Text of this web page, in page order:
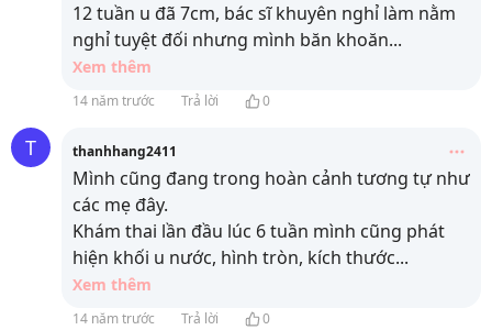
12 tuần u đã 7cm, bác sĩ khuyên nghỉ làm nằm
nghỉ tuyệt đối nhưng mình băn khoăn...
Xem thêm
14 năm trước Trả lời 0
T thanhhang2411
Mình cũng đang trong hoàn cảnh tương tự như
các mẹ đây.
Khám thai lần đầu lúc 6 tuần mình cũng phát
hiện khối u nước, hình tròn, kích thước...
Xem thêm
14 năm trước Trả lời 0